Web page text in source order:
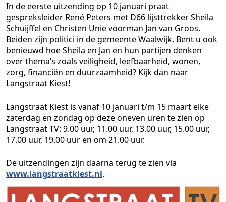
In de eerste uitzending op 10 januari praat
gespreksleider René Peters met D66 lijsttrekker Sheila
Schuijffel en Christen Unie voorman Jan van Groos.
Beiden zijn politici in de gemeente Waalwijk. Bent u ook
benieuwd hoe Sheila en Jan en hun partijen denken
over thema’s zoals veiligheid, leefbaarheid, wonen,
zorg, financiën en duurzaamheid? Kijk dan naar
Langstraat Kiest!
Langstraat Kiest is vanaf 10 januari t/m 15 maart elke
zaterdag en zondag op deze oneven uren te zien op
Langstraat TV: 9.00 uur, 11.00 uur, 13.00 uur, 15.00 uur,
17.00 uur, 19.00 uur en om 21.00 uur.
De uitzendingen zijn daarna terug te zien via
www.langstraatkiest.nl.